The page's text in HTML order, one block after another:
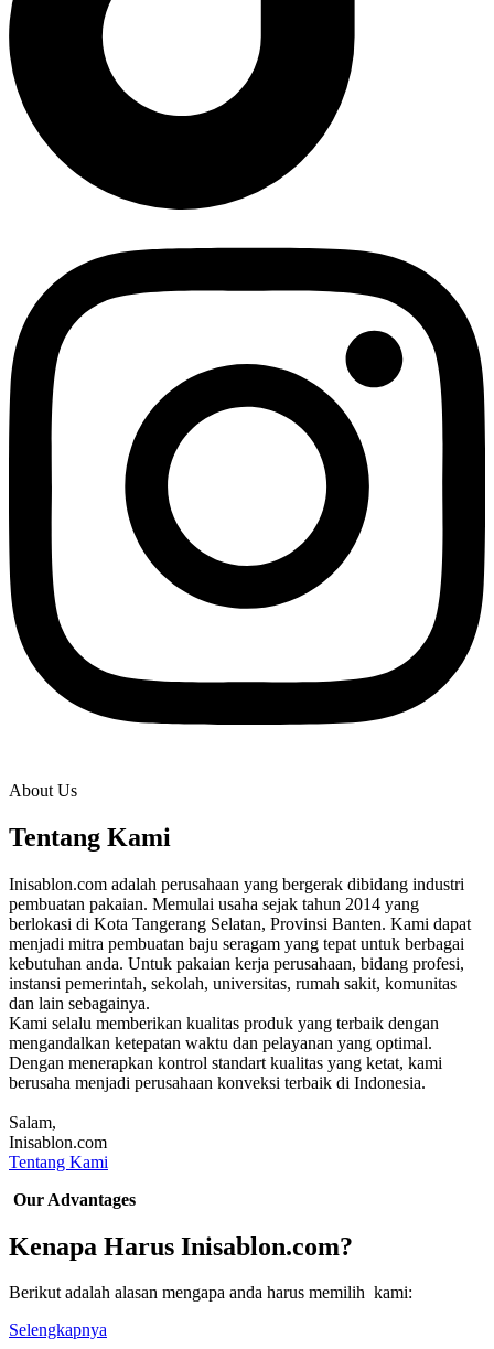
About Us
Tentang Kami
Inisablon.com adalah perusahaan yang bergerak dibidang industri
pembuatan pakaian. Memulai usaha sejak tahun 2014 yang
berlokasi di Kota Tangerang Selatan, Provinsi Banten. Kami dapat
menjadi mitra pembuatan baju seragam yang tepat untuk berbagai
kebutuhan anda. Untuk pakaian kerja perusahaan, bidang profesi,
instansi pemerintah, sekolah, universitas, rumah sakit, komunitas
dan lain sebagainya.
Kami selalu memberikan kualitas produk yang terbaik dengan
mengandalkan ketepatan waktu dan pelayanan yang optimal.
Dengan menerapkan kontrol standart kualitas yang ketat, kami
berusaha menjadi perusahaan konveksi terbaik di Indonesia.
Salam,
Inisablon.com
Tentang Kami
Our Advantages
Kenapa Harus Inisablon.com?
Berikut adalah alasan mengapa anda harus memilih kami:
Selengkapnya